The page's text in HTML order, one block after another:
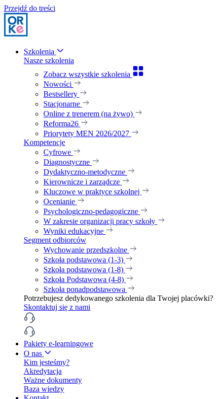
Przejdź do treści
Szkolenia
Nasze szkolenia
Zobacz wszystkie szkolenia
Nowości
Bestsellery
Stacjonarne
Online z trenerem (na żywo)
Reforma26
Priorytety MEN 2026/2027
Kompetencje
Cyfrowe
Diagnostyczne
Dydaktyczno-metodyczne
Kierownicze i zarządcze
Kluczowe w praktyce szkolnej
Ocenianie
Psychologiczno-pedagogiczne
W zakresie organizacji pracy szkoły
Wyniki edukacyjne
Segment odbiorców
Wychowanie przedszkolne
Szkoła podstawowa (1-3)
Szkoła podstawowa (1-8)
Szkoła Podstawowa (4-8)
Szkoła ponadpodstawowa
Potrzebujesz dedykowanego szkolenia dla Twojej placówki?
Skontaktuj się z nami
Pakiety e-learningowe
O nas
Kim jesteśmy?
Akredytacja
Ważne dokumenty
Baza wiedzy